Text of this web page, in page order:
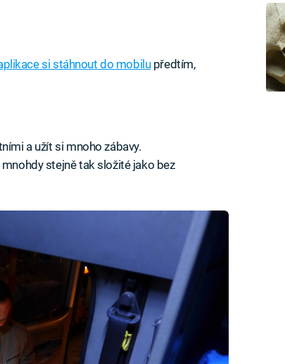
si stáhnout do mobilupředtím,
a užít si mnoho zábavy.
stejně tak složité jako bez